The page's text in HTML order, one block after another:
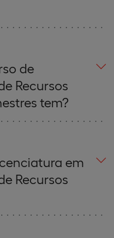
de
Recursos
tem?
em
Recursos